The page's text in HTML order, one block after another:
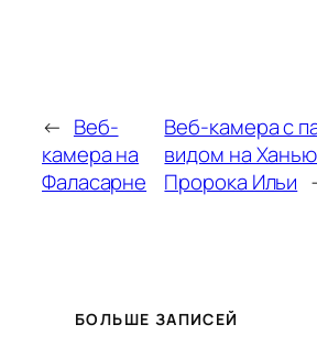
← Веб-
камера на
Фаласарне
Веб-камера с
видом на
Пророка Ильи
БОЛЬШЕ ЗАПИСЕЙ